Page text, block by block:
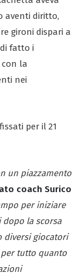
aventi diritto,
gironi dispari a
fatto i
con la
nei
per il 21
un piazzamento
coach Surico
per iniziare
la scorsa
diversi giocatori
tutto quanto